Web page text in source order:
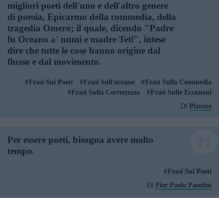
migliori poeti dell'uno e dell'altro genere
di poesia, Epicarmo della commedia, della
tragedia Omero; il quale, dicendo "Padre
fu Oceano a' numi e madre Teti", intese
dire che tutte le cose hanno origine dal
flusso e dal movimento.
Frasi Sui Poeti Frasi Sull'oceano
Frasi Sulla Commedia
Frasi Sulla Correttezza
Frasi Sulle Eccezioni
Di Platone
Per essere poeti, bisogna avere molto
tempo.
Frasi Sui Poeti
Di Pier Paolo Pasolini